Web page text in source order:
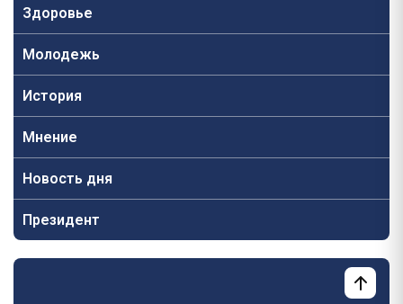
Здоровье
Молодежь
История
Мнение
Новость дня
Президент